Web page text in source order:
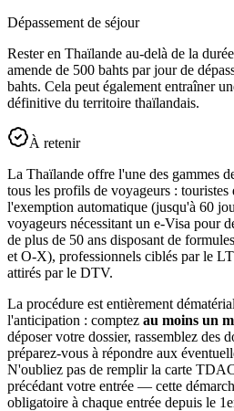
Dépassement de séjour
Rester en Thaïlande au-delà de la
amende de 500 bahts par jour de
bahts. Cela peut également entraîner
définitive du territoire thaïlandais.
À retenir
La Thaïlande offre l'une des gammes
tous les profils de voyageurs :
l'exemption automatique (jusqu'à 60
voyageurs nécessitant un e-Visa pour
de plus de 50 ans disposant de
et O-X), professionnels ciblés par le
attirés par le DTV.
La procédure est entièrement
l'anticipation : comptez au moins un
déposer votre dossier, rassemblez des
préparez-vous à répondre aux
N'oubliez pas de remplir la carte
précédant votre entrée — cette
obligatoire à chaque entrée depuis le